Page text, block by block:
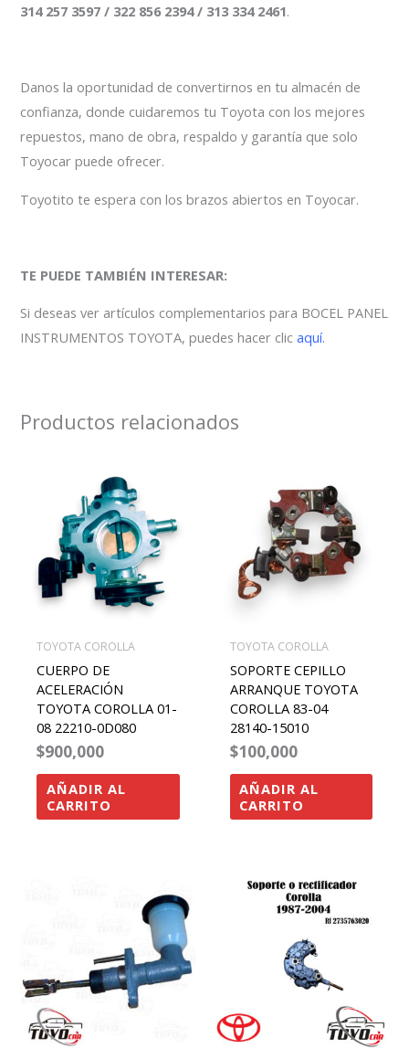
314 257 3597 / 322 856 2394 / 313 334 2461.
Danos la oportunidad de convertirnos en tu almacén de
confianza, donde cuidaremos tu Toyota con los mejores
repuestos, mano de obra, respaldo y garantía que solo
Toyocar puede ofrecer.
Toyotito te espera con los brazos abiertos en Toyocar.
TE PUEDE TAMBIÉN INTERESAR:
Si deseas ver artículos complementarios para BOCEL PANEL
INSTRUMENTOS TOYOTA, puedes hacer clicaquí.
Productos relacionados
TOYOTA COROLLA
CUERPO DE
ACELERACIÓN
TOYOTA COROLLA 01-
08 22210-0D080
$900,000
AÑADIR AL
CARRITO
TOYOTA COROLLA
SOPORTE CEPILLO
ARRANQUE TOYOTA
COROLLA 83-04
28140-15010
$100,000
AÑADIR AL
CARRITO